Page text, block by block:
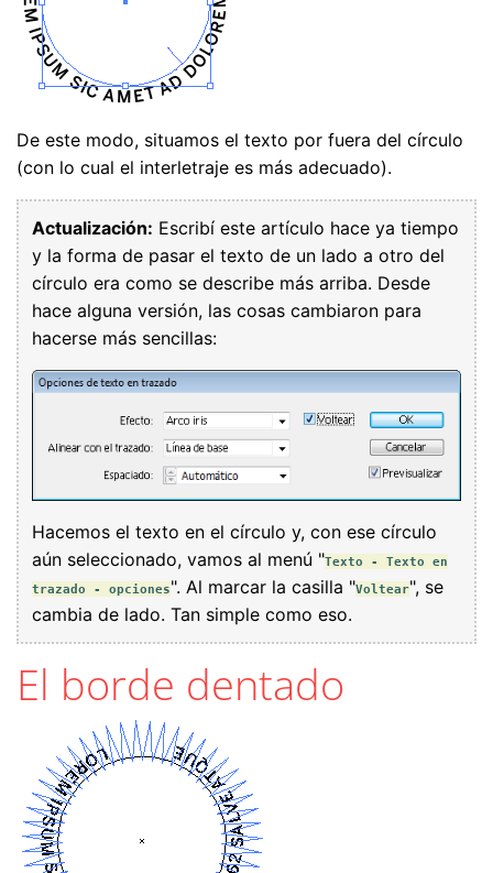
De este modo, situamos el texto por fuera del círculo
(con lo cual el interletraje es más adecuado).
Actualización: Escribí este artículo hace ya tiempo
y la forma de pasar el texto de un lado a otro del
círculo era como se describe más arriba. Desde
hace alguna versión, las cosas cambiaron para
hacerse más sencillas:
Hacemos el texto en el círculo y, con ese círculo
aún seleccionado, vamos al menú "Texto - Texto en
trazado - opciones". Al marcar la casilla "Voltear", se
cambia de lado. Tan simple como eso.
El borde dentado